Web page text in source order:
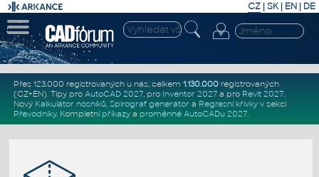
CZ | SK| EN | DE
Přes 123.000 registrovaných u nás, celkem 1.130.000registrovaných
(CZ+EN). Tipy pro AutoCAD 2027, pro Inventor 2027a pro Revit 2027.
Nový Kalkulátor nosníků, Spirograf generátor a Regresní křivkyv sekci
Převodníky. Kompletní příkazya proměnné AutoCADu 2027.